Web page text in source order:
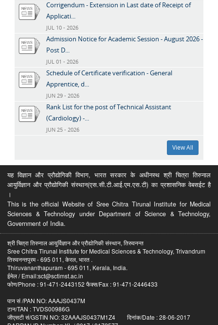
Corrigendum - Extension in Last date of Receipt of
Applicati...
JUL 10 - 2026
Admission Notice for Academic Session - August 2026 -
Post D...
JUL 01 - 2026
Schedule of Certificate verification - General
Apprentice, d...
JUN 29 - 2026
Rank List for the post of Technical Assistant
(Cardiology) -...
JUN 25 - 2026
View All
यह विज्ञान और प्रौद्योगिकी विभाग, भारत सरकार के अधीनस्थ श्री चित्रा तिरुनाल
आयुर्विज्ञान और प्रौद्योगिकी संस्थान(एस.सी.टी.आई.एम.एस.टी) का प्रशासनिक वेबसईट है
।
This is the official Website of Sree Chitra Tirunal Institute for Medical
Sciences & Technology under Department of Science & Technology,
Government of India.
श्री चित्रा तिरुनाल आयुर्विज्ञान और प्रौद्योगिकी संस्थान, तिरुवनन्त
Sree Chitra Tirunal Institute for Medical Sciences & Technology, Trivandrum
तिरुवनन्तपुरम - 695 011, केरल, भारत .
Thiruvananthapuram - 695 011, Kerala, India.
ईमेल / Email:sct@sctimst.ac.in
फोण/Phone : 91-471-2443152 फैक्स/Fax : 91-471-2446433
पान सं /PAN NO: AAAJS0437M
टान/TAN : TVDS00986G
जीएसटी सं/GSTIN NO: 32AAAJS0437M1Z4 दिनांक/Date : 28-06-2017